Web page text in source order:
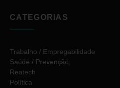
CATEGORIAS
Trabalho / Empregabilidade
Saúde / Prevenção
Reatech
Política